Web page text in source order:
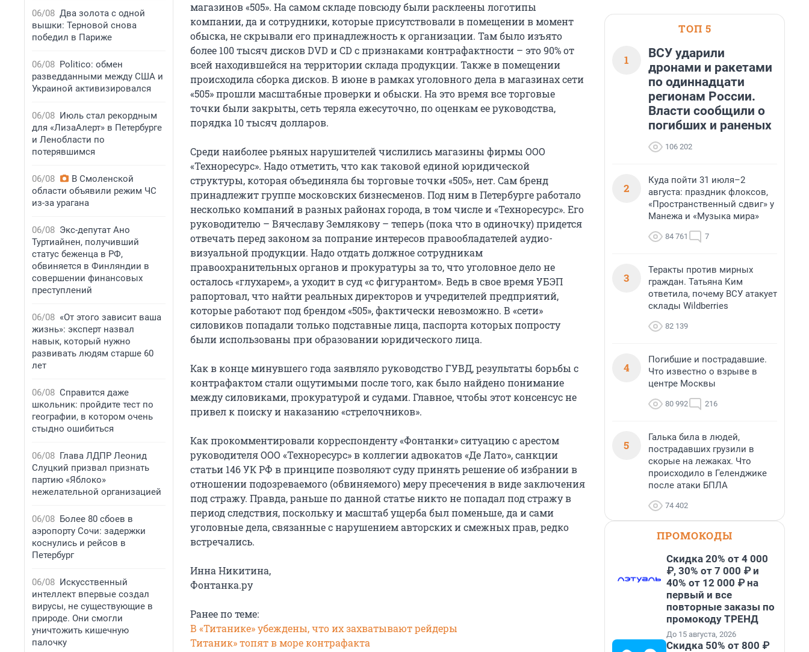
06/08 Два золота с одной
вышки: Терновой снова
победил в Париже
06/08 Politico: обмен
разведданными между США и
Украиной активизировался
06/08 Июль стал рекордным
для «ЛизаАлерт» в Петербурге
и Ленобласти по
потерявшимся
06/08
В Смоленской
области объявили режим ЧС
из-за урагана
06/08 Экс-депутат Ано
Туртиайнен, получивший
статус беженца в РФ,
обвиняется в Финляндии в
совершении финансовых
преступлений
06/08 «От этого зависит ваша
жизнь»: эксперт назвал
навык, который нужно
развивать людям старше 60
лет
06/08 Справится даже
школьник: пройдите тест по
географии, в котором очень
стыдно ошибиться
06/08 Глава ЛДПР Леонид
Слуцкий призвал признать
партию «Яблоко»
нежелательной организацией
06/08 Более 80 сбоев в
аэропорту Сочи: задержки
коснулись и рейсов в
Петербург
06/08 Искусственный
интеллект впервые создал
вирусы, не существующие в
природе. Они смогли
уничтожить кишечную
палочку
магазинов «505». На самом складе повсюду были расклеены логотипы
компании, да и сотрудники, которые присутствовали в помещении в момент
обыска, не скрывали его принадлежность к организации. Там было изъято
более 100 тысяч дисков DVD и CD с признаками контрафактности – это 90% от
всей находившейся на территории склада продукции. Также в помещении
происходила сборка дисков. В июне в рамках уголовного дела в магазинах сети
«505» прошли масштабные проверки и обыски. На это время все торговые
точки были закрыты, сеть теряла ежесуточно, по оценкам ее руководства,
порядка 10 тысяч долларов.
Среди наиболее рьяных нарушителей числились магазины фирмы ООО
«Техноресурс». Надо отметить, что как таковой единой юридической
структуры, которая объединяла бы торговые точки «505», нет. Сам бренд
принадлежит группе московских бизнесменов. Под ним в Петербурге работало
несколько компаний в разных районах города, в том числе и «Техноресурс». Его
руководителю – Вячеславу Землякову – теперь (пока что в одиночку) придется
отвечать перед законом за попрание интересов правообладателей аудио-
визуальной продукции. Надо отдать должное сотрудникам
правоохранительных органов и прокуратуры за то, что уголовное дело не
осталось «глухарем», а уходит в суд «с фигурантом». Ведь в свое время УБЭП
рапортовал, что найти реальных директоров и учредителей предприятий,
которые работают под брендом «505», фактически невозможно. В «сети»
силовиков попадали только подставные лица, паспорта которых попросту
были использованы при образовании юридического лица.
Как в конце минувшего года заявляло руководство ГУВД, результаты борьбы с
контрафактом стали ощутимыми после того, как было найдено понимание
между силовиками, прокуратурой и судами. Главное, чтобы этот консенсус не
привел к поиску и наказанию «стрелочников».
Как прокомментировали корреспонденту «Фонтанки» ситуацию с арестом
руководителя ООО «Техноресурс» в коллегии адвокатов «Де Лато», санкции
статьи 146 УК РФ в принципе позволяют суду принять решение об избрании в
отношении подозреваемого (обвиняемого) меру пресечения в виде заключения
под стражу. Правда, раньше по данной статье никто не попадал под стражу в
период следствия, поскольку и масштаб ущерба был поменьше, да и сами
уголовные дела, связанные с нарушением авторских и смежных прав, редко
встречались.
Инна Никитина,
Фонтанка.ру
Ранее по теме:
В «Титанике» убеждены, что их захватывают рейдеры
Титаник» топят в море контрафакта
ТОП 5
1
ВСУ ударили
дронами и ракетами
по одиннадцати
регионам России.
Власти сообщили о
погибших и раненых
106 202
2
Куда пойти 31 июля–2
августа: праздник флоксов,
«Пространственный сдвиг» у
Манежа и «Музыка мира»
84 761 7
3
Теракты против мирных
граждан. Татьяна Ким
ответила, почему ВСУ атакует
склады Wildberries
82 139
4
Погибшие и пострадавшие.
Что известно о взрыве в
центре Москвы
80 992 216
5
Галька била в людей,
пострадавших грузили в
скорые на лежаках. Что
происходило в Геленджике
после атаки БПЛА
74 402
ПРОМОКОДЫ
Скидка 20% от 4 000
₽, 30% от 7 000 ₽ и
40% от 12 000 ₽ на
первый и все
повторные заказы по
промокоду ТРЕНД
До 15 августа, 2026
Скидка 50% от 800 ₽